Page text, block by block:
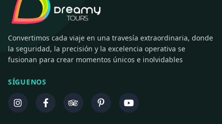
Convertimos cada viaje en una travesía extraordinaria, donde
la seguridad, la precisión y la excelencia operativa se
fusionan para crear momentos únicos e inolvidables
SÍGUENOS